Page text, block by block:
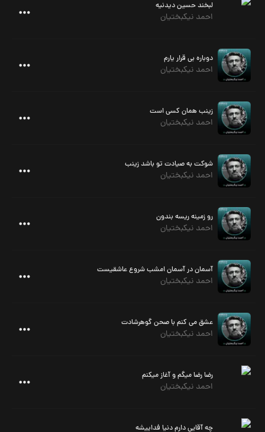
لبخند حسین دیدنیه
احمد نیکبختیان
دوباره بی قرار یارم
احمد نیکبختیان
زینب همان کسی است
احمد نیکبختیان
شوکت به صیادت تو باشد زینب
احمد نیکبختیان
رو زمینه ریسه بندون
احمد نیکبختیان
آسمان در آسمان امشب شروع عاشقیست
احمد نیکبختیان
عشق می کنم با صحن گوهرشادت
احمد نیکبختیان
رضا رضا میگم و آغاز میکنم
احمد نیکبختیان
چه آقایی دارم دنیا فداییشه